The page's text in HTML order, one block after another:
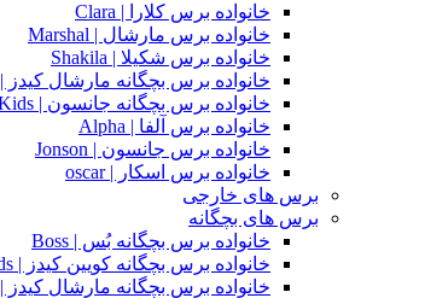
خانواده برس کلارا | Clara
خانواده برس مارشال | Marshal
خانواده برس شکیلا | Shakila
خانواده برس بچگانه مارشال کیدز | Marshal Kids
خانواده برس بچگانه جانسون | Jonson Kids
خانواده برس آلفا | Alpha
خانواده برس جانسون | Jonson
خانواده برس اسکار | oscar
برس های خارجی
برس های بچگانه
خانواده برس بچگانه بُس | Boss
خانواده برس بچگانه کویین کیدز | Queen Kids
خانواده برس بچگانه مارشال کیدز | Marshal Kids